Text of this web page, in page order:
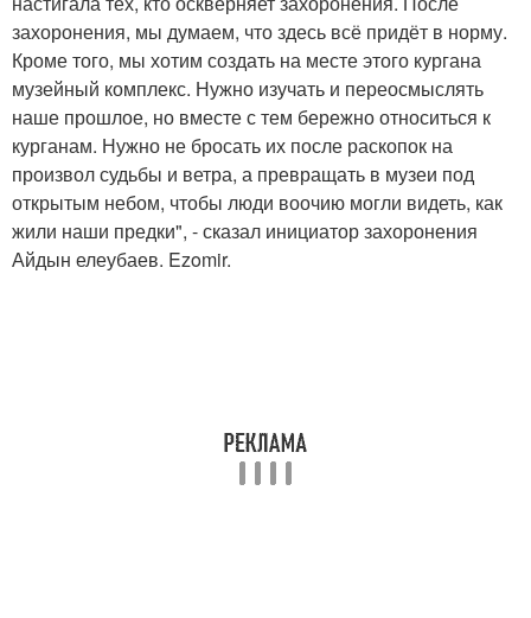
захоронения, мы думаем, что здесь всё придёт в норму.
Кроме того, мы хотим создать на месте этого кургана
музейный комплекс. Нужно изучать и переосмыслять
наше прошлое, но вместе с тем бережно относиться к
курганам. Нужно не бросать их после раскопок на
произвол судьбы и ветра, а превращать в музеи под
открытым небом, чтобы люди воочию могли видеть, как
жили наши предки", - сказал инициатор захоронения
Айдын елеубаев. Ezomir.